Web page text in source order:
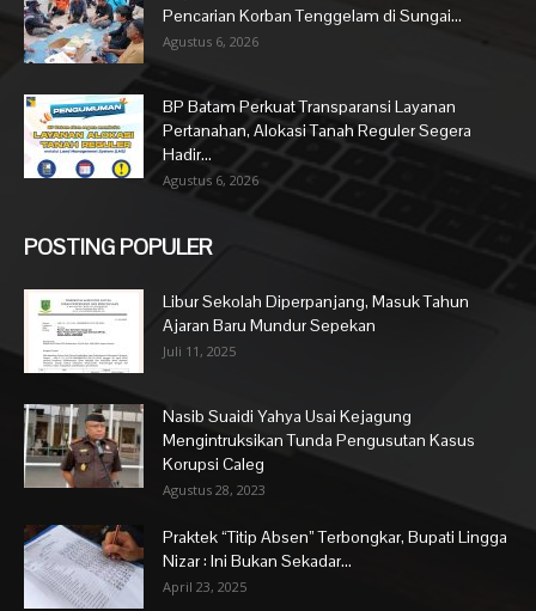
Pencarian Korban Tenggelam di Sungai...
Agustus 6, 2026
BP Batam Perkuat Transparansi Layanan
Pertanahan, Alokasi Tanah Reguler Segera
Hadir...
Agustus 6, 2026
POSTING POPULER
Libur Sekolah Diperpanjang, Masuk Tahun
Ajaran Baru Mundur Sepekan
Juli 11, 2025
Nasib Suaidi Yahya Usai Kejagung
Mengintruksikan Tunda Pengusutan Kasus
Korupsi Caleg
Agustus 28, 2023
Praktek “Titip Absen” Terbongkar, Bupati Lingga
Nizar : Ini Bukan Sekadar...
April 23, 2025